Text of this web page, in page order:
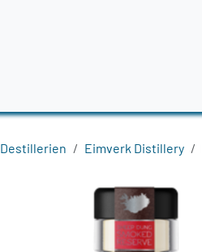
Destillerien Eimverk Distillery